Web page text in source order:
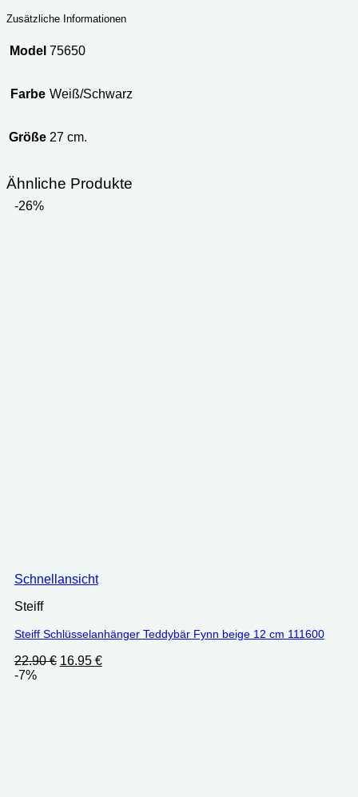
Zusätzliche Informationen
Model 75650
Farbe Weiß/Schwarz
Größe 27 cm.
Ähnliche Produkte
-26%
Schnellansicht
Steiff
Steiff Schlüsselanhänger Teddybär Fynn beige 12 cm 111600
22.90€ Ursprünglicher
16.95 €Aktueller
-7%